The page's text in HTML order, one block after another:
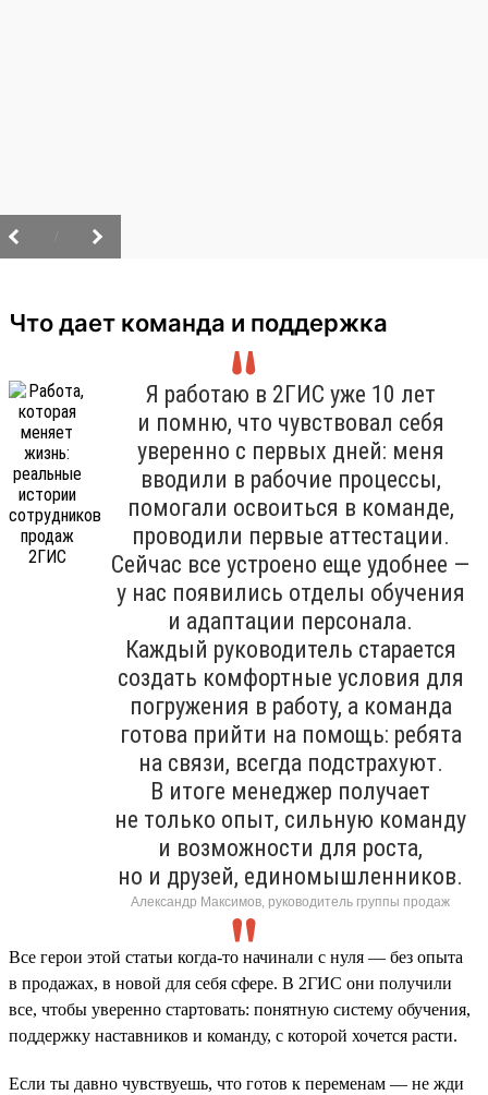
Что дает команда и поддержка
Я работаю в 2ГИС уже 10 лет
и помню, что чувствовал себя
уверенно с первых дней: меня
вводили в рабочие процессы,
помогали освоиться в команде,
проводили первые аттестации.
Сейчас все устроено еще удобнее —
у нас появились отделы обучения
и адаптации персонала.
Каждый руководитель старается
создать комфортные условия для
погружения в работу, а команда
готова прийти на помощь: ребята
на связи, всегда подстрахуют.
В итоге менеджер получает
не только опыт, сильную команду
и возможности для роста,
но и друзей, единомышленников.
Александр Максимов, руководитель группы продаж
Все герои этой статьи когда-то начинали с нуля — без опыта
в продажах, в новой для себя сфере. В 2ГИС они получили
все, чтобы уверенно стартовать: понятную систему обучения,
поддержку наставников и команду, с которой хочется расти.
Если ты давно чувствуешь, что готов к переменам — не жди